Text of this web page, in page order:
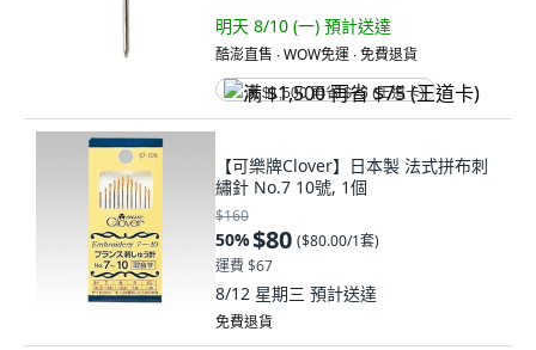
明天 8/10 (一) 預計送達
酷澎直售 ∙ WOW免運 ∙ 免費退貨
满 $1,500 再省 $75 (王道卡)
【可樂牌Clover】日本製 法式拼布刺
繡針 No.7 10號, 1個
$160
50%$80 ($80.00/1套)
運費 $67
8/12 星期三 預計送達
免費退貨